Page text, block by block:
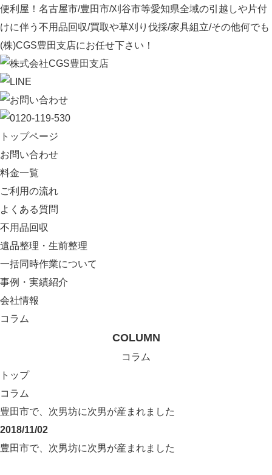
便利屋！名古屋市/豊田市/刈谷市等愛知県全域の引越しや片付
けに伴う不用品回収/買取や草刈り伐採/家具組立/その他何でも
(株)CGS豊田支店にお任せ下さい！
トップページ
お問い合わせ
料金一覧
ご利用の流れ
よくある質問
不用品回収
遺品整理・生前整理
一括同時作業について
事例・実績紹介
会社情報
コラム
COLUMN
コラム
トップ
コラム
豊田市で、次男坊に次男が産まれました
2018/11/02
豊田市で、次男坊に次男が産まれました